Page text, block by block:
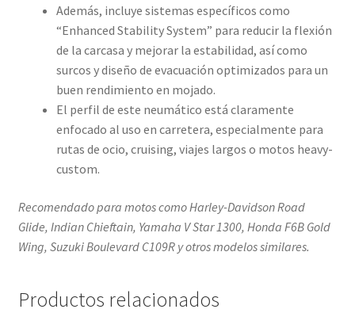
Además, incluye sistemas específicos como
“Enhanced Stability System” para reducir la flexión
de la carcasa y mejorar la estabilidad, así como
surcos y diseño de evacuación optimizados para un
buen rendimiento en mojado.
El perfil de este neumático está claramente
enfocado al uso en carretera, especialmente para
rutas de ocio, cruising, viajes largos o motos heavy-
custom.
Recomendado para motos como Harley-Davidson Road
Glide, Indian Chieftain, Yamaha V Star 1300, Honda F6B Gold
Wing, Suzuki Boulevard C109R y otros modelos similares.
Productos relacionados